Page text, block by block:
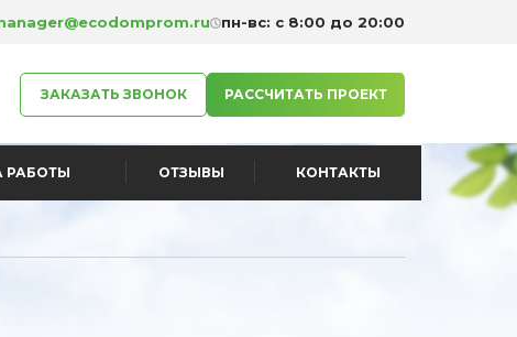
пн-вс: с 8:00 до 20:00
ЗАКАЗАТЬ ЗВОНОК РАССЧИТАТЬ ПРОЕКТ
РАБОТЫ ОТЗЫВЫ КОНТАКТЫ